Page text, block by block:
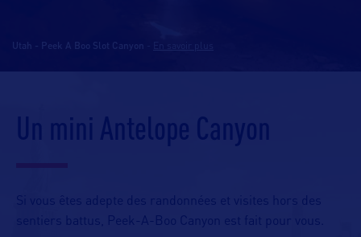
Utah - Peek A Boo Slot Canyon
Un mini Antelope Canyon
Si vous êtes adepte des randonnées et visites hors des
sentiers battus, Peek-A-Boo Canyon est fait pour vous.